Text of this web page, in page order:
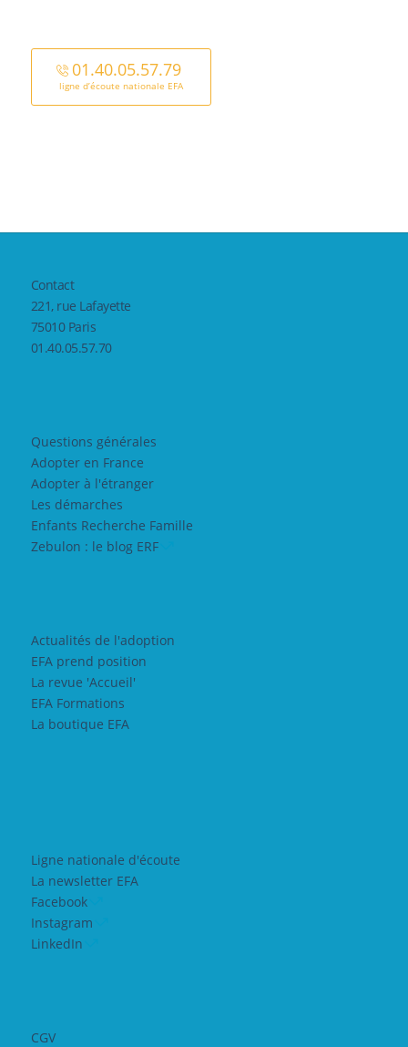
01.40.05.57.79
ligne d’écoute nationale EFA
Contact
221, rue Lafayette
75010 Paris
01.40.05.57.70
Questions générales
Adopter en France
Adopter à l'étranger
Les démarches
Enfants Recherche Famille
Zebulon : le blog ERF
Actualités de l'adoption
EFA prend position
La revue 'Accueil'
EFA Formations
La boutique EFA
Ligne nationale d'écoute
La newsletter EFA
Facebook
Instagram
LinkedIn
CGV